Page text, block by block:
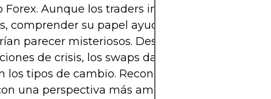
Forex. Aunque los traders individuales rara vez
comprender su papel ayuda a explicar
parecer misteriosos. Desde carry trades hasta
de crisis, los swaps dan forma a los flujos
los tipos de cambio. Reconocer este vínculo
una perspectiva más amplia, permitiéndoles